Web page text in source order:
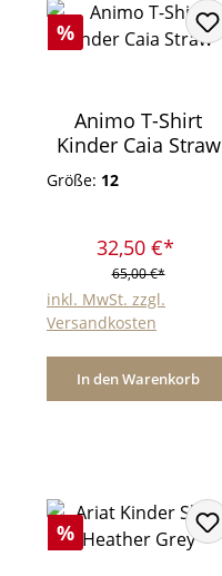
Rabatt
%
Animo T-Shirt
Kinder Caia Straw
Größe: 12
32,50 €*
65,00 €*
inkl. MwSt. zzgl.
Versandkosten
In den Warenkorb
Rabatt
%